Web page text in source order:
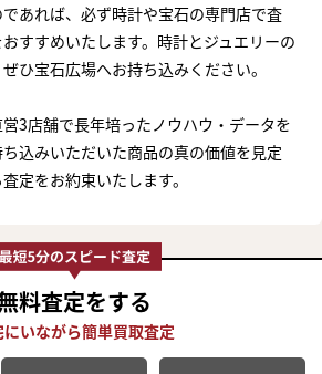
あれば、必ず時計や宝石の専門店で査
すすめいたします。時計とジュエリーの
ひ宝石広場へお持ち込みください。
3店舗で長年培ったノウハウ・データを
込みいただいた商品の真の価値を見定
定をお約束いたします。
料査定をする
まずは
かんたん30秒でお試し査定